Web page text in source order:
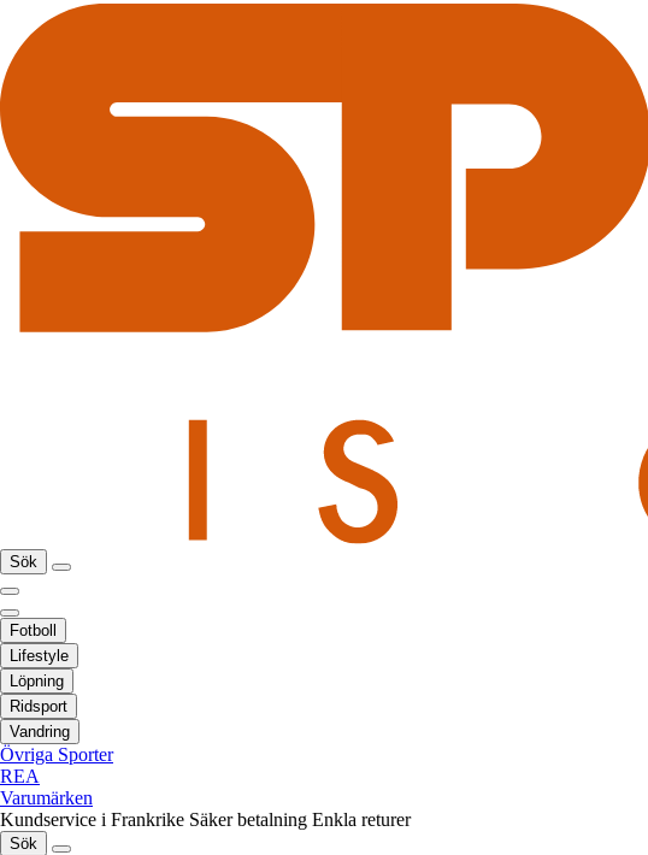
Sök
Fotboll
Lifestyle
Löpning
Ridsport
Vandring
Övriga Sporter
REA
Varumärken
Kundservice i Frankrike Säker betalning Enkla returer
Sök